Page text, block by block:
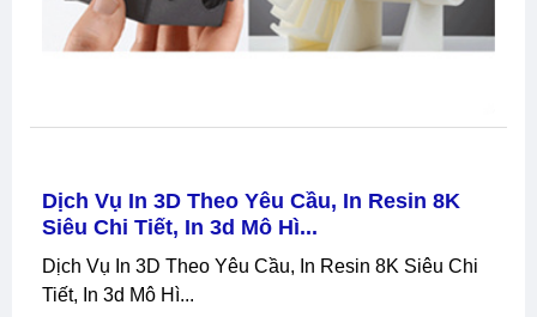
Dịch Vụ In 3D Theo Yêu Cầu, In Resin 8K
Siêu Chi Tiết, In 3d Mô Hì...
Dịch Vụ In 3D Theo Yêu Cầu, In Resin 8K Siêu Chi
Tiết, In 3d Mô Hì...